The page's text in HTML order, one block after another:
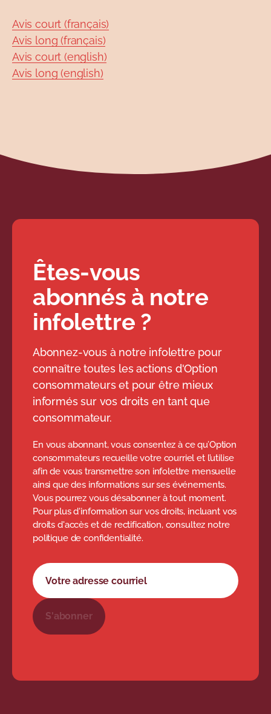
Avis court (français)
Avis long (français)
Avis court (english)
Avis long (english)
Êtes-vous
abonnés à notre
infolettre ?
Abonnez-vous à notre infolettre pour
connaître toutes les actions d'Option
consommateurs et pour être mieux
informés sur vos droits en tant que
consommateur.
En vous abonnant, vous consentez à ce qu’Option
consommateurs recueille votre courriel et l’utilise
afin de vous transmettre son infolettre mensuelle
ainsi que des informations sur ses événements.
Vous pourrez vous désabonner à tout moment.
Pour plus d'information sur vos droits, incluant vos
droits d'accès et de rectification, consultez notre
politique de confidentialité.
Formulaire d'abonnement à l'infolettre
Votre adresse courriel
S'abonner